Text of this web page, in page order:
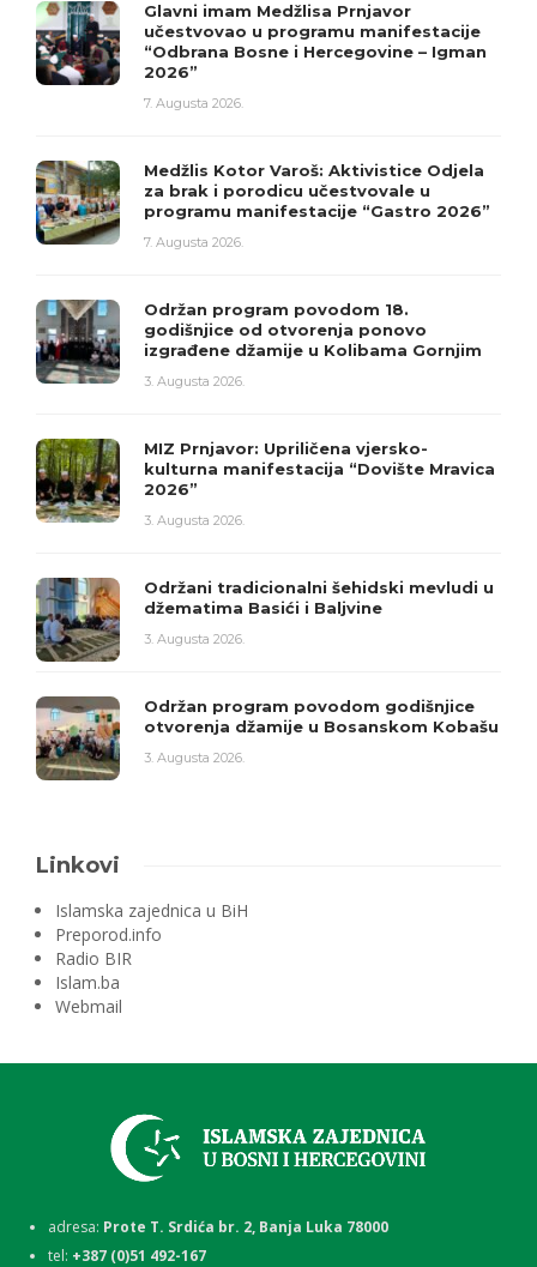
Glavni imam Medžlisa Prnjavor
učestvovao u programu manifestacije
“Odbrana Bosne i Hercegovine – Igman
2026”
7. Augusta 2026.
Medžlis Kotor Varoš: Aktivistice Odjela
za brak i porodicu učestvovale u
programu manifestacije “Gastro 2026”
7. Augusta 2026.
Održan program povodom 18.
godišnjice od otvorenja ponovo
izgrađene džamije u Kolibama Gornjim
3. Augusta 2026.
MIZ Prnjavor: Upriličena vjersko-
kulturna manifestacija “Dovište Mravica
2026”
3. Augusta 2026.
Održani tradicionalni šehidski mevludi u
džematima Basići i Baljvine
3. Augusta 2026.
Održan program povodom godišnjice
otvorenja džamije u Bosanskom Kobašu
3. Augusta 2026.
Linkovi
Islamska zajednica u BiH
Preporod.info
Radio BIR
Islam.ba
Webmail
adresa: Prote T. Srdića br. 2, Banja Luka 78000
tel: +387 (0)51 492-167